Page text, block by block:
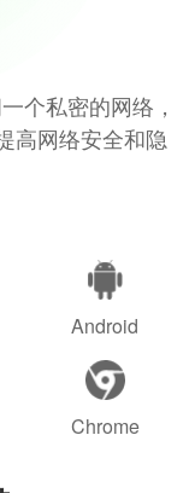
个私密的网络，
高网络安全和隐
Android
Chrome